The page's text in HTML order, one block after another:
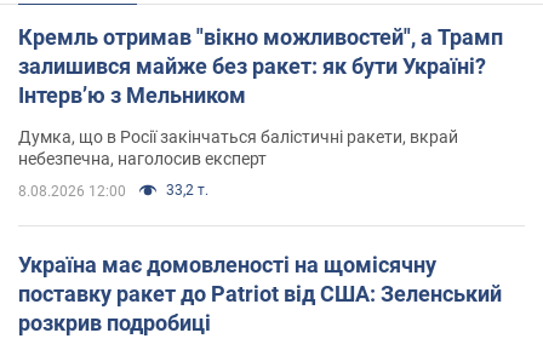
Кремль отримав "вікно можливостей", а Трамп
залишився майже без ракет: як бути Україні?
Інтерв’ю з Мельником
Думка, що в Росії закінчаться балістичні ракети, вкрай
небезпечна, наголосив експерт
8.08.2026 12:00 33,2 т.
Україна має домовленості на щомісячну
поставку ракет до Patriot від США: Зеленський
розкрив подробиці